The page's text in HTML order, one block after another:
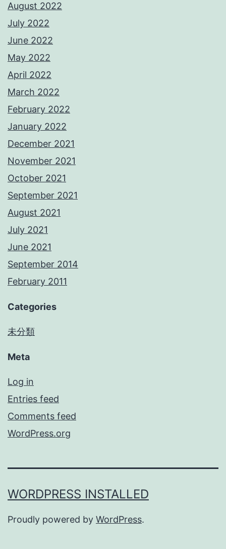
August 2022
July 2022
June 2022
May 2022
April 2022
March 2022
February 2022
January 2022
December 2021
November 2021
October 2021
September 2021
August 2021
July 2021
June 2021
September 2014
February 2011
Categories
未分類
Meta
Log in
Entries feed
Comments feed
WordPress.org
WORDPRESS INSTALLED
Proudly powered by WordPress.